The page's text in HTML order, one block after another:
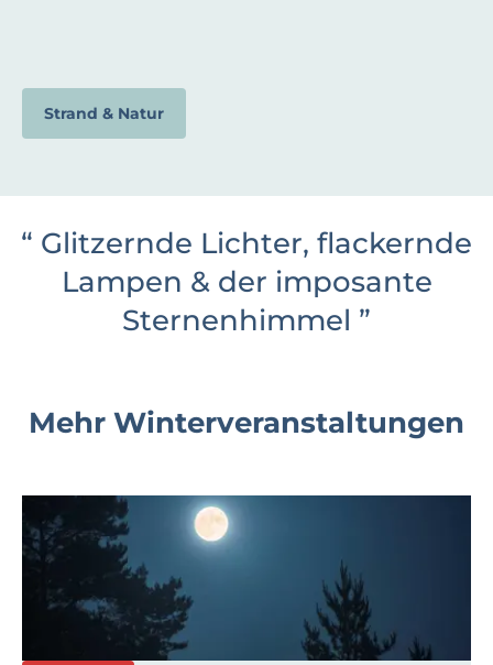
Strand & Natur
“ Glitzernde Lichter, flackernde
Lampen & der imposante
Sternenhimmel ”
Mehr Winterveranstaltungen